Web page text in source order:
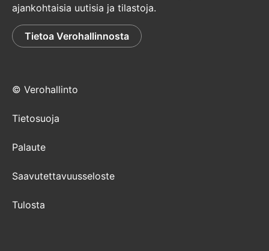
ajankohtaisia uutisia ja tilastoja.
Tietoa Verohallinnosta
© Verohallinto
Tietosuoja
Palaute
Saavutettavuusseloste
Tulosta